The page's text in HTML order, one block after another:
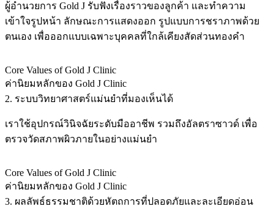
ผู้อำนวยการ Gold J รับฟังเรื่องราวของลูกค้า และทำความ
เข้าใจรูปหน้า ลักษณะการแสดงออก รูปแบบการชราภาพด้วย
ตนเอง เพื่อออกแบบเฉพาะบุคคลที่ใกล้เคียงสัดส่วนทองคำ
Core Values of Gold J Clinic
ค่านิยมหลักของ Gold J Clinic
2. ระบบวิทยาศาสตร์แม่นยำที่มองเห็นได้
เราใช้อุปกรณ์วินิจฉัยระดับมืออาชีพ รวมถึงอัลตราซาวด์ เพื่อ
ตรวจวัดสภาพผิวภายในอย่างแม่นยำ
Core Values of Gold J Clinic
ค่านิยมหลักของ Gold J Clinic
3. ผลลัพธ์ธรรมชาติด้วยหัตถการที่ปลอดภัยและละเอียดอ่อน